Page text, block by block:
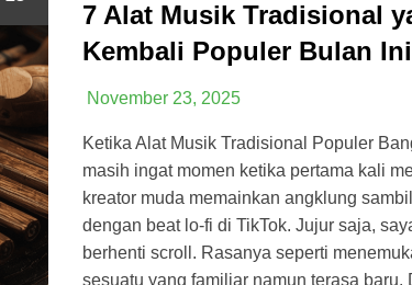
7 Alat Musik Tradisional
Kembali Populer Bulan Ini
November 23, 2025
Ketika Alat Musik Tradisional Populer
masih ingat momen ketika pertama kali
kreator muda memainkan angklung
dengan beat lo-fi di TikTok. Jujur saja,
berhenti scroll. Rasanya seperti
sesuatu yang familiar namun terasa baru.